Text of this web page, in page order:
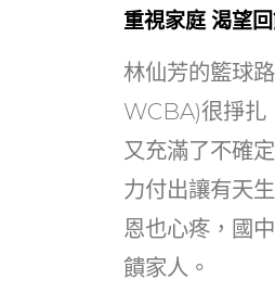
e c
e
b
o
o
k
er
重視家庭 渴望
林仙芳的籃球
WCBA)很掙扎
又充滿了不確
力付出讓有天
恩也心疼，國
饋家人。